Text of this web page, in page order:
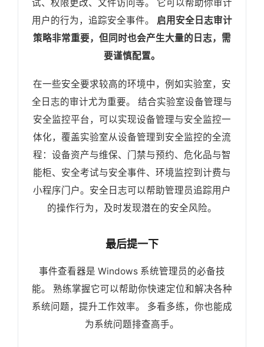
试、权限更改、文件访问等。 它可以帮助你审计
用户的行为，追踪安全事件。 启用安全日志审计
策略非常重要，但同时也会产生大量的日志，需
要谨慎配置。
在一些安全要求较高的环境中，例如实验室，安
全日志的审计尤为重要。 结合实验室设备管理与
安全监控平台，可以实现设备管理与安全监控一
体化，覆盖实验室从设备管理到安全监控的全流
程：设备资产与维保、门禁与预约、危化品与智
能柜、安全考试与安全事件、环境监控到计费与
小程序门户。安全日志可以帮助管理员追踪用户
的操作行为，及时发现潜在的安全风险。
最后提一下
事件查看器是 Windows 系统管理员的必备技
能。 熟练掌握它可以帮助你快速定位和解决各种
系统问题，提升工作效率。 多看多练，你也能成
为系统问题排查高手。